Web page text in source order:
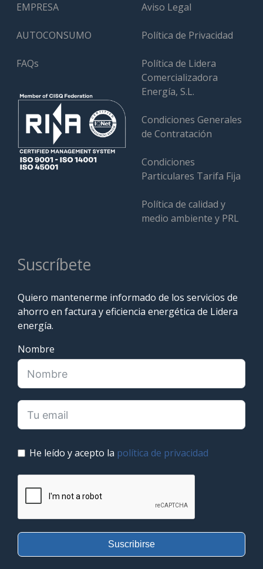
EMPRESA
AUTOCONSUMO
FAQs
Aviso Legal
Política de Privacidad
Política de Lidera
Comercializadora
Energía, S.L.
Condiciones Generales
de Contratación
Condiciones
Particulares Tarifa Fija
Política de calidad y
medio ambiente y PRL
Suscríbete
Quiero mantenerme informado de los servicios de
ahorro en factura y eficiencia energética de Lidera
energía.
Nombre
He leído y acepto la política de privacidad
Suscribirse